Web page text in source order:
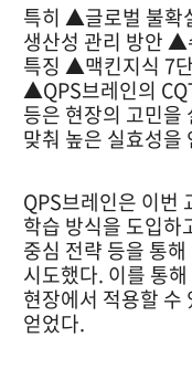
특히 ▲글로벌 불확
생산성 관리 방안 ▲
특징 ▲맥킨지식 7
▲QPS브레인의
등은 현장의 고민을
맞춰 높은 실효성을
QPS브레인은 이번
학습 방식을 도입하
중심 전략 등을 통
시도했다. 이를 통
현장에서 적용할 수
얻었다.